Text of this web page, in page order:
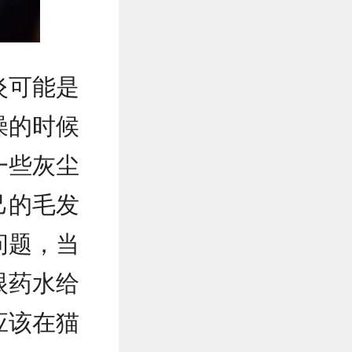
能是
的时候
灰尘
的毛发
，当
药水给
该在猫